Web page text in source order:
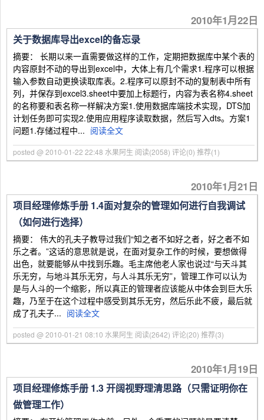
2010年1月22日
关于数据库导出excel的备忘录
摘要： 长期以来一直需要做这样的工作，定期把数据库中某个表的
内容原封不动的导出到excel中，大体上有几个需求1.程序可以根据
输入参数自动更换读取库表。2.程序可以原封不动的复制表中所有
列，并保存到excel3.sheet中要加上标题行，内容为表名称4.sheet
的名称要和表名称一样解决方案1.使用数据库端技术实现，DTS加
计划任务即可实现2.使用应用程序读取数据，然后写入dts。方案1
问题1.存储过程中... 阅读全文
posted @ 2010-01-22 22:48 水果阿生 阅读(2058) 评论(0) 推荐(1)
2010年1月21日
项目经理修炼手册 1.4面对复杂的管理如何进行自我调试
（如何进行选择）
摘要： 伟大的孔夫子教导过我们“知之者不如好之者，好之者不如
乐之者。”这话的意思就是说，在面对复杂工作的时候，要想做得
出色，就要能够从中找到乐趣。毛主席他老人家也说过“与天斗其
乐无穷，与地斗其乐无穷，与人斗其乐无穷”，管理工作可以认为
是与人斗的一个缩影，所以真正的管理者应该能从中体会到巨大乐
趣，乃至于在这个过程中感受到其乐无穷，然后乐此不疲，最后就
成了孔夫子... 阅读全文
posted @ 2010-01-21 08:10 水果阿生 阅读(2642) 评论(20) 推荐(3)
2010年1月19日
项目经理修炼手册 1.3 开阔视野理清思路（只需证明你在
做管理工作）